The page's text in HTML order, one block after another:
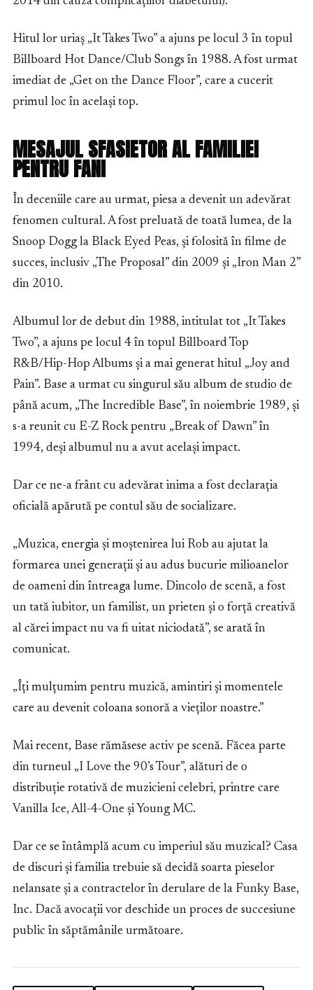
Hitul lor uriaș „It Takes Two” a ajuns pe locul 3 în topul
Billboard Hot Dance/Club Songs în 1988. A fost urmat
imediat de „Get on the Dance Floor”, care a cucerit
primul loc în același top.
MESAJUL SFASIETOR AL FAMILIEI
PENTRU FANI
În deceniile care au urmat, piesa a devenit un adevărat
fenomen cultural. A fost preluată de toată lumea, de la
Snoop Dogg la Black Eyed Peas, și folosită în filme de
succes, inclusiv „The Proposal” din 2009 și „Iron Man 2”
din 2010.
Albumul lor de debut din 1988, intitulat tot „It Takes
Two”, a ajuns pe locul 4 în topul Billboard Top
R&B/Hip-Hop Albums și a mai generat hitul „Joy and
Pain”. Base a urmat cu singurul său album de studio de
până acum, „The Incredible Base”, în noiembrie 1989, și
s-a reunit cu E-Z Rock pentru „Break of Dawn” în
1994, deși albumul nu a avut același impact.
Dar ce ne-a frânt cu adevărat inima a fost declarația
oficială apărută pe contul său de socializare.
„Muzica, energia și moștenirea lui Rob au ajutat la
formarea unei generații și au adus bucurie milioanelor
de oameni din întreaga lume. Dincolo de scenă, a fost
un tată iubitor, un familist, un prieten și o forță creativă
al cărei impact nu va fi uitat niciodată”, se arată în
comunicat.
„Îți mulțumim pentru muzică, amintiri și momentele
care au devenit coloana sonoră a vieților noastre.”
Mai recent, Base rămăsese activ pe scenă. Făcea parte
din turneul „I Love the 90’s Tour”, alături de o
distribuție rotativă de muzicieni celebri, printre care
Vanilla Ice, All-4-One și Young MC.
Dar ce se întâmplă acum cu imperiul său muzical? Casa
de discuri și familia trebuie să decidă soarta pieselor
nelansate și a contractelor în derulare de la Funky Base,
Inc. Dacă avocații vor deschide un proces de succesiune
public în săptămânile următoare.